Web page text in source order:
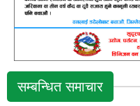
सम्बन्धित समाचार